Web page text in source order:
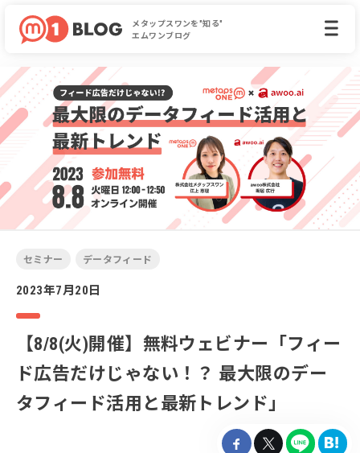
メタップスワンを"知る"
エムワンブログ
セミナー データフィード
2023年7月20日
【8/8(火)開催】無料ウェビナー「フィー
ド広告だけじゃない！？ 最大限のデー
タフィード活用と最新トレンド」
